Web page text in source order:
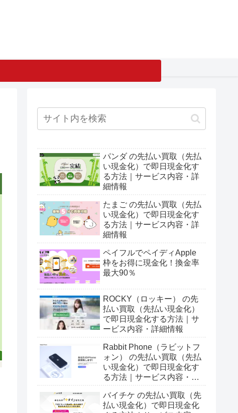
パンダ の先払い買取（先払
い現金化）で即日現金化す
る方法｜サービス内容・詳
細情報
たまご の先払い買取（先払
い現金化）で即日現金化す
る方法｜サービス内容・詳
細情報
ペイフルでペイディApple
枠をお得に現金化！換金率
最大90％
ROCKY（ロッキー） の先
払い買取（先払い現金化）
で即日現金化する方法｜サ
ービス内容・詳細情報
Rabbit Phone（ラビットフ
ォン） の先払い買取（先払
い現金化）で即日現金化す
る方法｜サービス内容・詳
バイチケ の先払い買取（先
払い現金化）で即日現金化